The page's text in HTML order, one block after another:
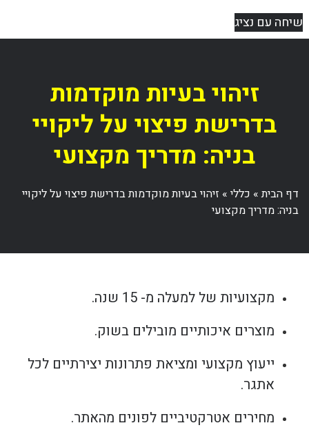
שיחה עם נציג
זיהוי בעיות מוקדמות
בדרישת פיצוי על ליקויי
בניה: מדריך מקצועי
דף הבית» כללי» זיהוי בעיות מוקדמות בדרישת פיצוי על ליקויי
בניה: מדריך מקצועי
מקצועיות של למעלה מ- 15 שנה.
מוצרים איכותיים מובילים בשוק.
ייעוץ מקצועי ומציאת פתרונות יצירתיים לכל
אתגר.
מחירים אטרקטיביים לפונים מהאתר.